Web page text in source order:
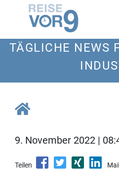
TÄGLICHE NEWS
9. November 2022 |
Teilen